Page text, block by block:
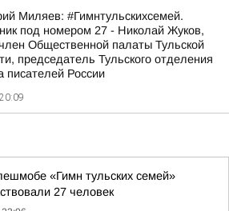
Миляев: #Гимнтульскихсемей.
под номером 27 - Николай Жуков,
Общественной палаты Тульской
председатель Тульского отделения
писателей России
«Гимн тульских семей»
27 человек